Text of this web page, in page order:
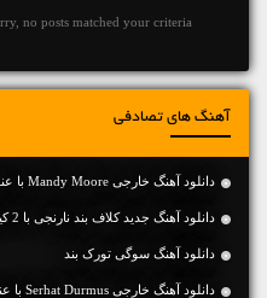
no posts matched your criteria.
آهنگ های تصادفی
دانلود آهنگ خارجی Mandy Moore با عنوان I See The Light
دانلود آهنگ جديد کلاف بند نارنجی با 2 کیفیت و متن آهنگ
دانلود آهنگ سوگی تورک بند
دانلود آهنگ خارجی Serhat Durmus با عنوان Red Souls